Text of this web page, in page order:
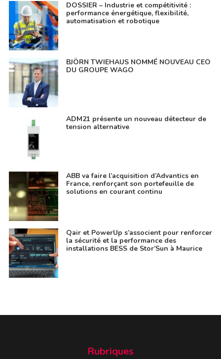
DOSSIER – Industrie et compétitivité :
performance énergétique, flexibilité,
automatisation et robotique
BJÖRN TWIEHAUS NOMMÉ NOUVEAU CEO
DU GROUPE WAGO
ADM21 présente un nouveau détecteur de
tension alternative
ABB va faire l’acquisition d’Advantics en
France, renforçant son portefeuille de
solutions en courant continu
Qair et PowerUp s’associent pour renforcer
la sécurité et la performance des
installations BESS de Stor’Sun à Maurice
Rubriques